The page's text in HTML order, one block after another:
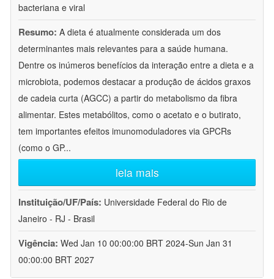
bacteriana e viral
Resumo: A dieta é atualmente considerada um dos
determinantes mais relevantes para a saúde humana.
Dentre os inúmeros benefícios da interação entre a dieta e a
microbiota, podemos destacar a produção de ácidos graxos
de cadeia curta (AGCC) a partir do metabolismo da fibra
alimentar. Estes metabólitos, como o acetato e o butirato,
tem importantes efeitos imunomoduladores via GPCRs
(como o GP...
leia mais
Instituição/UF/País: Universidade Federal do Rio de
Janeiro - RJ - Brasil
Vigência: Wed Jan 10 00:00:00 BRT 2024-Sun Jan 31
00:00:00 BRT 2027